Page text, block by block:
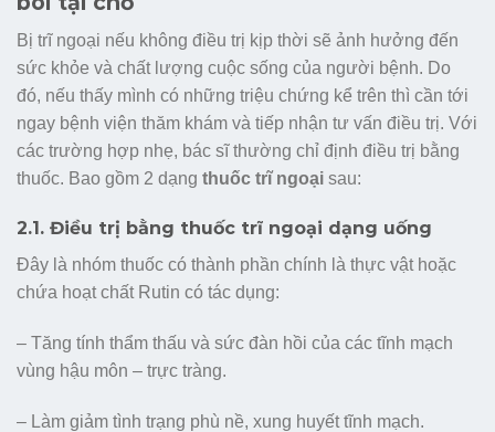
Bị trĩ ngoại nếu không điều trị kịp thời sẽ ảnh hưởng đến
sức khỏe và chất lượng cuộc sống của người bệnh. Do
đó, nếu thấy mình có những triệu chứng kể trên thì cần tới
ngay bệnh viện thăm khám và tiếp nhận tư vấn điều trị. Với
các trường hợp nhẹ, bác sĩ thường chỉ định điều trị bằng
thuốc. Bao gồm 2 dạng thuốc trĩ ngoại sau:
2.1. Điều trị bằng thuốc trĩ ngoại dạng uống
Đây là nhóm thuốc có thành phần chính là thực vật hoặc
chứa hoạt chất Rutin có tác dụng:
– Tăng tính thẩm thấu và sức đàn hồi của các tĩnh mạch
vùng hậu môn – trực tràng.
– Làm giảm tình trạng phù nề, xung huyết tĩnh mạch.